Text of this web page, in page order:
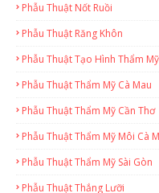
Phẫu Thuật Nốt Ruồi
Phẫu Thuật Răng Khôn
Phẫu Thuật Tạo Hình Thẩm
Phẫu Thuật Thẩm Mỹ Cà Mau
Phẫu Thuật Thẩm Mỹ Cần Thơ
Phẫu Thuật Thẩm Mỹ Môi Cà
Phẫu Thuật Thẩm Mỹ Sài Gòn
Phẫu Thuật Thắng Lưỡi